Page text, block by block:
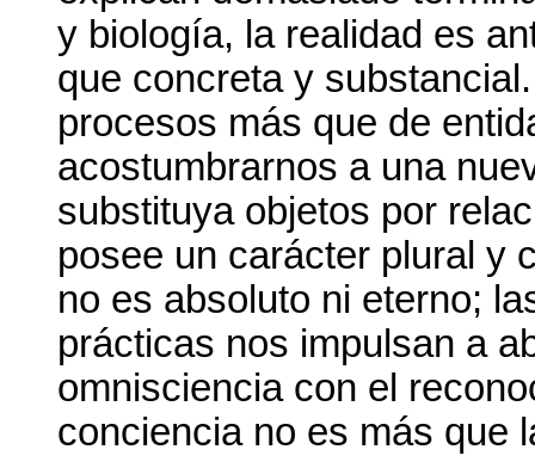
y biología, la realidad es
que concreta y
procesos más que de
acostumbrarnos a una
substituya objetos por
posee un carácter plural y
no es absoluto ni eterno;
prácticas nos impulsan a
omnisciencia con el
conciencia no es más que